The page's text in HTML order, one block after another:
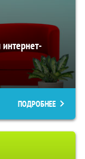
ПОДРОБНЕЕ